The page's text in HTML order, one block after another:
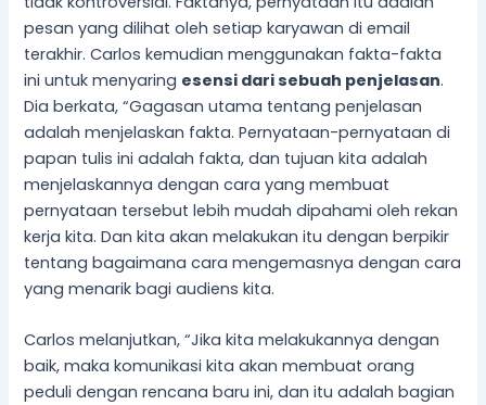
pesan yang dilihat oleh setiap karyawan di email
terakhir. Carlos kemudian menggunakan fakta-fakta
ini untuk menyaring esensi dari sebuah penjelasan.
Dia berkata, “Gagasan utama tentang penjelasan
adalah menjelaskan fakta. Pernyataan-pernyataan di
papan tulis ini adalah fakta, dan tujuan kita adalah
menjelaskannya dengan cara yang membuat
pernyataan tersebut lebih mudah dipahami oleh rekan
kerja kita. Dan kita akan melakukan itu dengan berpikir
tentang bagaimana cara mengemasnya dengan cara
yang menarik bagi audiens kita.
Carlos melanjutkan, “Jika kita melakukannya dengan
baik, maka komunikasi kita akan membuat orang
peduli dengan rencana baru ini, dan itu adalah bagian